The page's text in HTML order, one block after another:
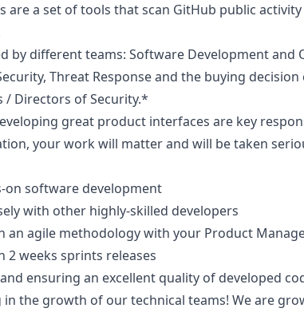
are a set of tools that scan GitHub public
by different teams: Software Development and
Threat Response and the buying
/ Directors of Security.*
great product interfaces are key
your work will matter and will be taken
on software development
with other highly-skilled developers
an agile methodology with your Product
2 weeks sprints releases
ensuring an excellent quality of developed
in the growth of our technical teams! We are